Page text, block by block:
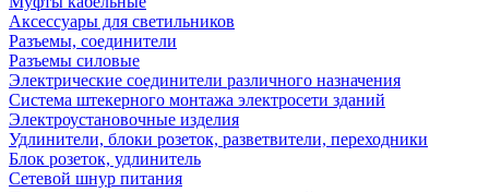
Аксессуары для светильников
Разъемы, соединители
Разъемы силовые
Электрические соединители различного назначения
Система штекерного монтажа электросети зданий
Электроустановочные изделия
Удлинители, блоки розеток, разветвители, переходники
Блок розеток, удлинитель
Сетевой шнур питания